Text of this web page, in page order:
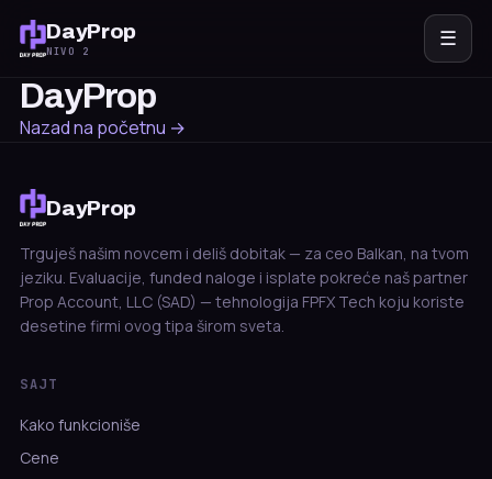
DayProp
NIVO 2
☰
DayProp
Nazad na početnu →
DayProp
Trguješ našim novcem i deliš dobitak — za ceo Balkan, na tvom
jeziku. Evaluacije, funded naloge i isplate pokreće naš partner
Prop Account, LLC (SAD) — tehnologija FPFX Tech koju koriste
desetine firmi ovog tipa širom sveta.
SAJT
Kako funkcioniše
Cene